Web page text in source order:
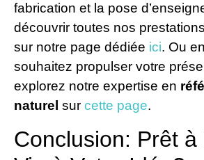
fabrication et la pose
découvrir toutes nos
sur notre page dédiée ici. Ou
souhaitez propulser votre
explorez notre expertise en
naturel sur cette page.
Conclusion: Prêt à